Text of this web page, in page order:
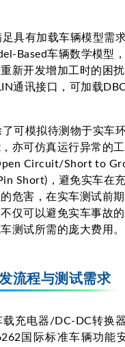
具有加载车辆模型需
Based车辆数学模型
新开发增加工时的困
通讯接口，可加载
可模拟待测物于实车
亦可仿真运行异常的
Circuit/Short to
Short)，避免实车在
危害，在实车测试前
仅可以避免实车事故
测试所需的庞大费用。
流程与测试需求
载充电器/DC-DC转换
国际标准车辆功能